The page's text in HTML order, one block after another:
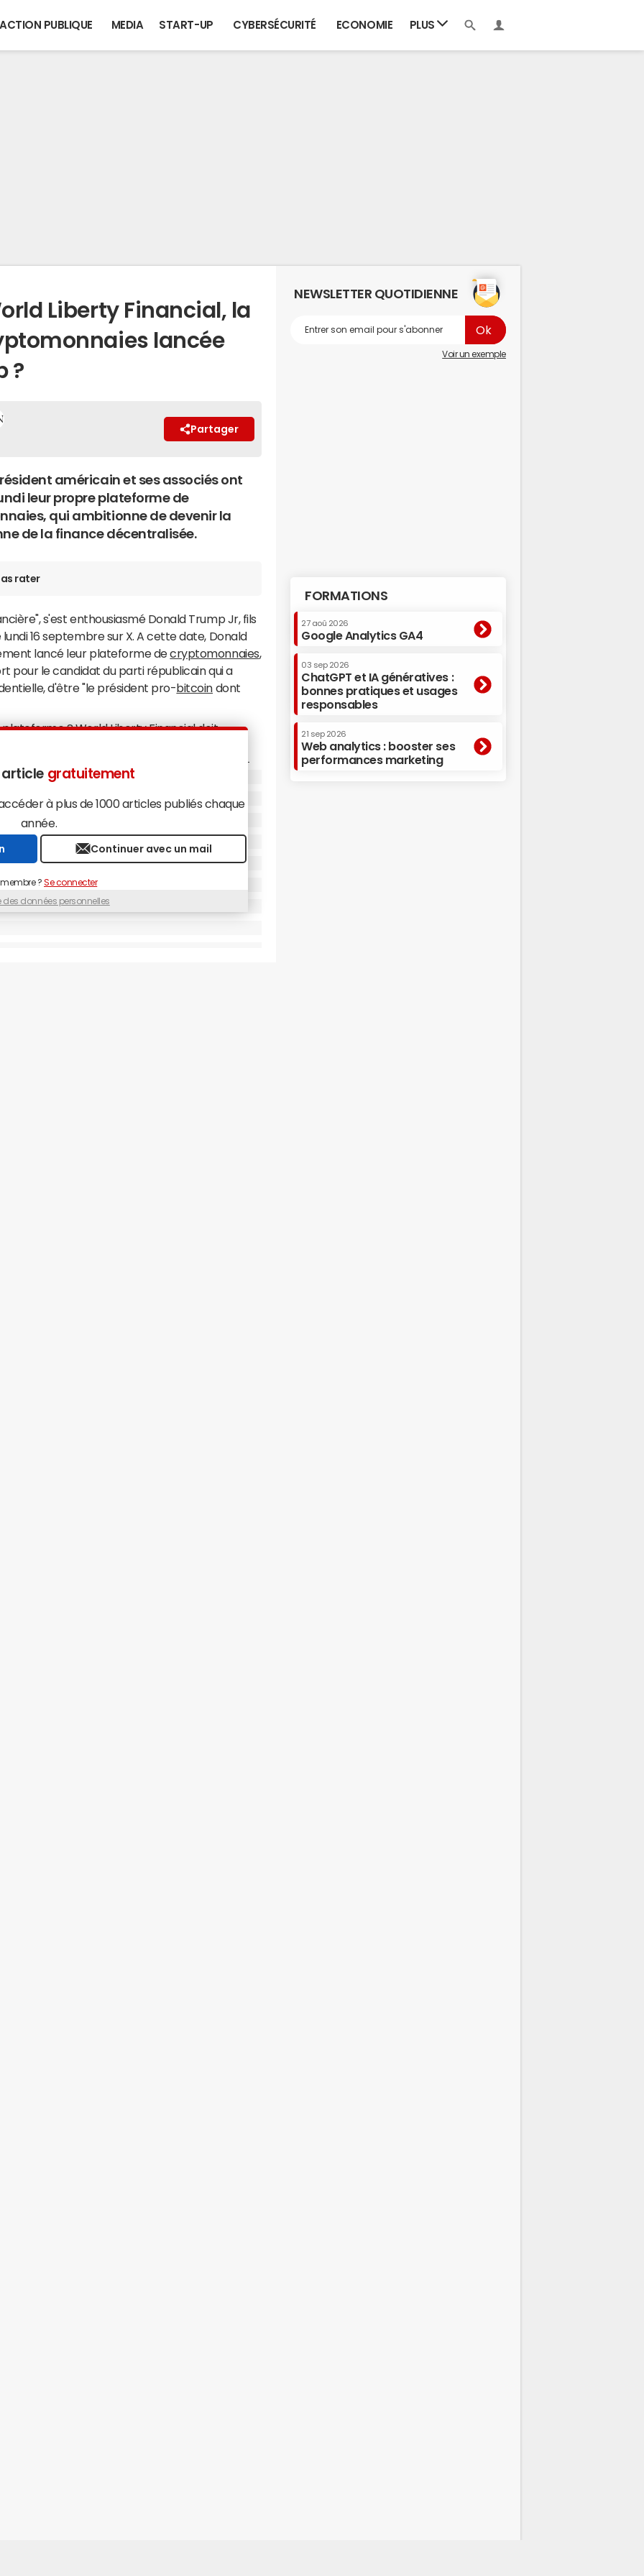
ACTION PUBLIQUE MEDIA START-UP CYBERSÉCURITÉ ECONOMIE PLUS
Liberty Financial, la
lancée
?
Partager
américain et ses associés ont
leur propre plateforme de
qui ambitionne de devenir la
de la finance décentralisée.
rater
s'est enthousiasmé Donald Trump Jr, fils
16 septembre sur X. A cette date, Donald
lancé leur plateforme decryptomonnaies,
pour le candidat du parti républicain qui a
d'être "le président pro- bitcoin dont
? World Liberty Financial doit
cryptomonnaies à d'autres usagers. Le
la finance décentralisée, ou DeFi, c'est-à-
financières sans passer par un
banque
. Pour cela, elle recourt à la
un registre inviolable et consultable par
vers les cryptomonnaies
associés au projet. Les stablecoins sont
article gratuitement
à plus de 1000 articles publiés chaque
année.
Continuer avec un mail
membre ? Se connecter
des données personnelles
NEWSLETTER QUOTIDIENNE
Voir un exemple
FORMATIONS
27 aoû 2026
Google Analytics GA4
03 sep 2026
ChatGPT et IA génératives :
bonnes pratiques et usages
responsables
21 sep 2026
Web analytics : booster ses
performances marketing